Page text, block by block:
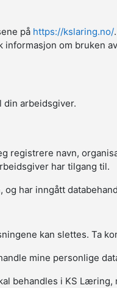
på https://kslaring.no/
om bruken
din arbeidsgiver.
registrere navn,
har tilgang til.
har inngått
kan slettes. Ta
mine personlige
behandles i KS